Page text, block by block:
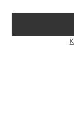
Om Ellos